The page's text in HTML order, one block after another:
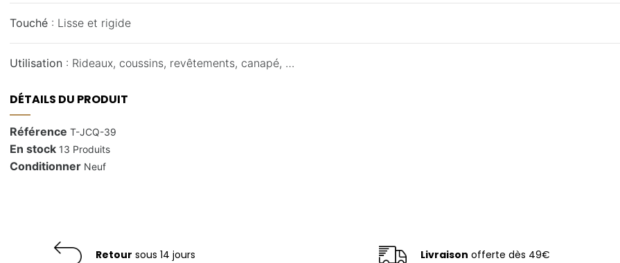
Touché : Lisse et rigide
Utilisation : Rideaux, coussins, revêtements, canapé, …
DÉTAILS DU PRODUIT
Référence T-JCQ-39
En stock 13 Produits
Conditionner Neuf
Retour sous 14 jours Livraison offerte dès 49€